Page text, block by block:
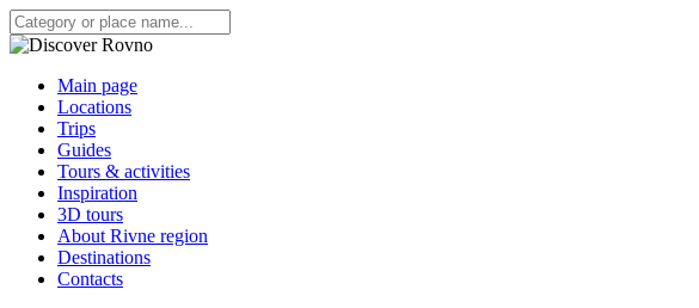
Main page
Locations
Trips
Guides
Tours & activities
Inspiration
3D tours
About Rivne region
Destinations
Contacts